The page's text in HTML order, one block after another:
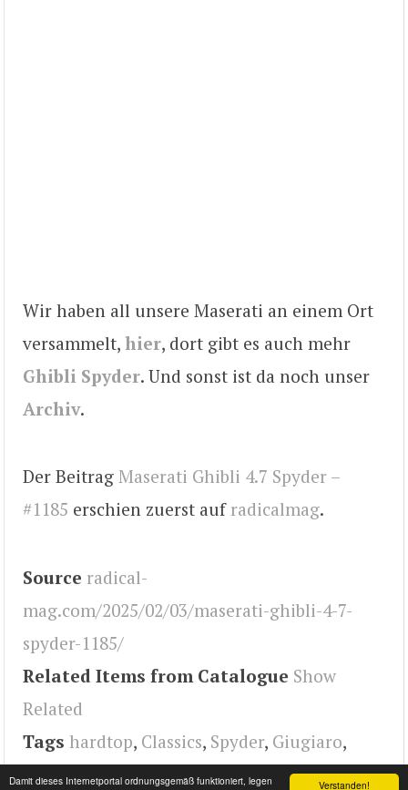
Verstanden!
Damit dieses Internetportal ordnungsgemäß funktioniert, legen
Wir haben all unsere Maserati an einem Ort
versammelt, hier, dort gibt es auch mehr
Ghibli Spyder. Und sonst ist da noch unser
Archiv.
Der Beitrag Maserati Ghibli 4.7 Spyder –
#1185 erschien zuerst auf radicalmag.
Source radical-
mag.com/2025/02/03/maserati-ghibli-4-7-
spyder-1185/
Related Items from Catalogue Show
Related
Tags hardtop, Classics, Spyder, Giugiaro,
ghibli,maserati,radical